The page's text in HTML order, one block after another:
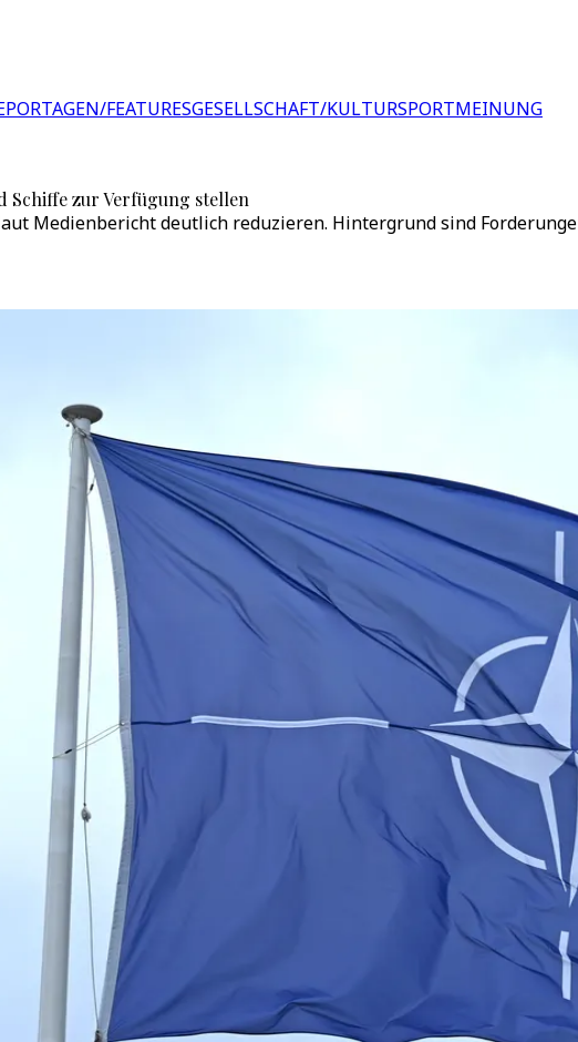
FEATURESGESELLSCHAFT/KULTURSPORTMEINUNG
Schiffe zur Verfügung stellen
Medienbericht deutlich reduzieren. Hintergrund sind